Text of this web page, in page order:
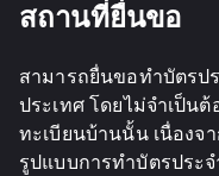
สถานที่ยื่นขอ
สามารถยื่นขอทำบัตรป
ประเทศ โดยไม่จำเป็น
ทะเบียนบ้านนั้น เนื่องจ
รูปแบบการทำบัตรประ